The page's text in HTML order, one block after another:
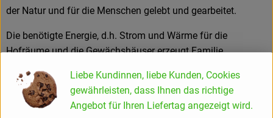
der Natur und für die Menschen gelebt und gearbeitet.
Die benötigte Energie, d.h. Strom und Wärme für die
Hofräume und die Gewächshäuser erzeugt Familie
Hackschnitzelanlage und Solarzellen. Überschüssige
Energie, die auch durch Wärmerückgewinnung von den
Kühlungen erhalten wird, wird in Batterien gespeichert.
Liebe Kundinnen, liebe Kunden, Cookies
gewährleisten, dass Ihnen das richtige
Angebot für Ihren Liefertag angezeigt wird.